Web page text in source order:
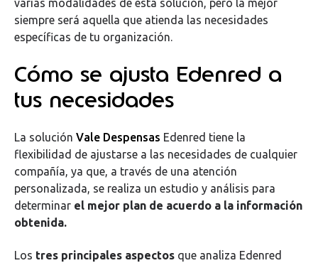
varias modalidades de esta solución, pero la mejor
siempre será aquella que atienda las necesidades
específicas de tu organización.
Cómo se ajusta Edenred a
tus necesidades
La solución Vale Despensas Edenred tiene la
flexibilidad de ajustarse a las necesidades de cualquier
compañía, ya que, a través de una atención
personalizada, se realiza un estudio y análisis para
determinar el mejor plan de acuerdo a la información
obtenida.
Los tres principales aspectos que analiza Edenred